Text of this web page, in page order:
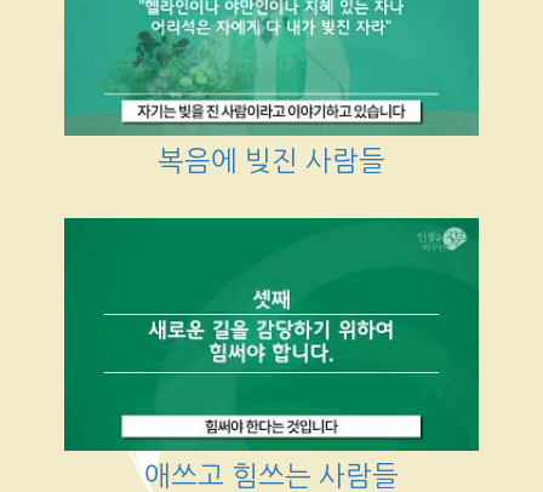
복음에 빚진 사람들
애쓰고 힘쓰는 사람들